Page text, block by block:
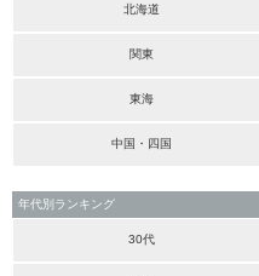
北海道
関東
東海
中国・四国
年代別ランキング
30代